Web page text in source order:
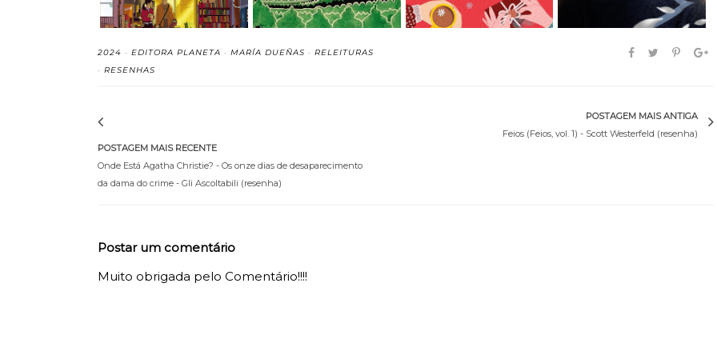
2024 · EDITORA PLANETA · MARÍA DUEÑAS · RELEITURAS
· RESENHAS
POSTAGEM MAIS RECENTE
Onde Está Agatha Christie? - Os onze dias de desaparecimento
da dama do crime - Gli Ascoltabili (resenha)
POSTAGEM MAIS ANTIGA
Feios (Feios, vol. 1) - Scott Westerfeld (resenha)
Postar um comentário
Muito obrigada pelo Comentário!!!!